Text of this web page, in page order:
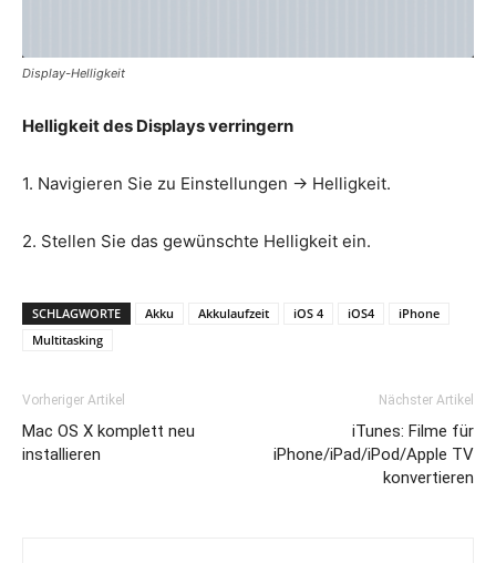
Display-Helligkeit
Helligkeit des Displays verringern
1. Navigieren Sie zu Einstellungen -> Helligkeit.
2. Stellen Sie das gewünschte Helligkeit ein.
SCHLAGWORTE Akku Akkulaufzeit iOS 4 iOS4
iPhone
Multitasking
Vorheriger Artikel
Mac OS X komplett neu
installieren
Nächster Artikel
iTunes: Filme für
iPhone/iPad/iPod/Apple TV
konvertieren